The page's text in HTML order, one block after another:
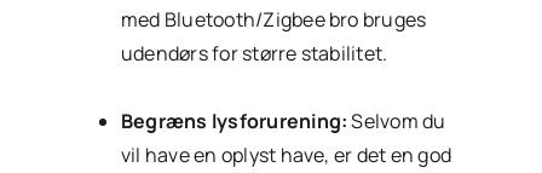
med Bluetooth/Zigbee bro bruges
udendørs for større stabilitet.
Begræns lysforurening:Selvom du
vil have en oplyst have, er det en god